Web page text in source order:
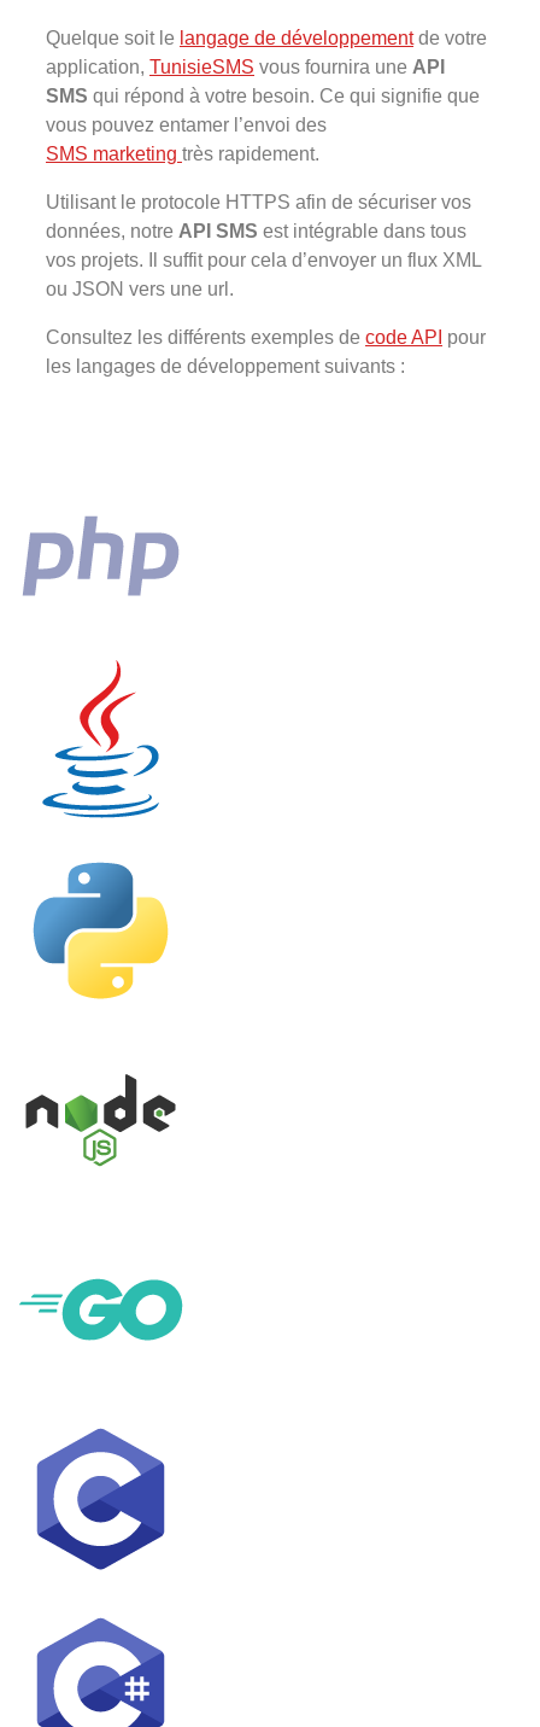
Quelque soit le langage de développementde votre
application, TunisieSMS vous fournira une API
SMS qui répond à votre besoin. Ce qui signifie que
vous pouvez entamer l’envoi des
SMS marketing très rapidement.
Utilisant le protocole HTTPS afin de sécuriser vos
données, notre API SMS est intégrable dans tous
vos projets. Il suffit pour cela d’envoyer un flux XML
ou JSON vers une url.
Consultez les différents exemples de code API pour
les langages de développement suivants :